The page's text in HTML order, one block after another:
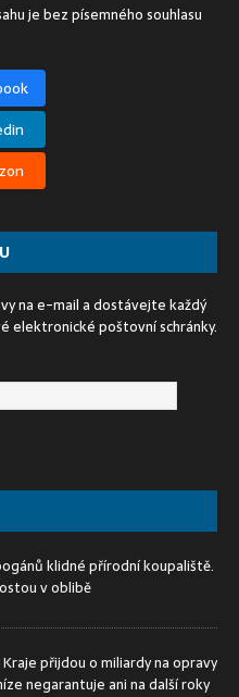
je bez písemného souhlasu
na e-mail a dostávejte každý
elektronické poštovní schránky.
klidné přírodní koupaliště.
v oblibě
Kraje přijdou o miliardy na opravy
negarantuje ani na další roky